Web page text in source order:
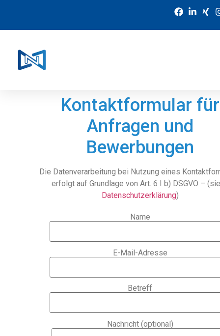
Kontaktformular für
Anfragen und
Bewerbungen
Die Datenverarbeitung bei Nutzung eines
erfolgt auf Grundlage von Art. 6 I b) DSGVO –
Datenschutzerklärung)
Name
E-Mail-Adresse
Betreff
Nachricht (optional)